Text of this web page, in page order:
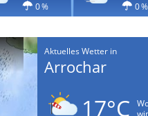
0 % 0 %
Aktuelles Wetter in
Arrochar
17°C